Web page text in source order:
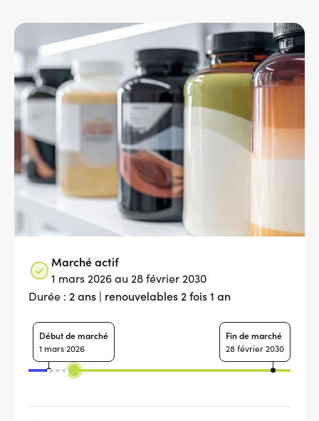
Espace presse
Aide & contact
Marché actif
1 mars 2026 au 28 février 2030
Durée : 2 ans | renouvelables 2 fois 1 an
Début de marché
1 mars 2026
Fin de marché
28 février 2030